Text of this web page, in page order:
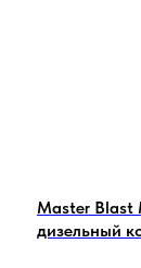
Master Blast
дизельный